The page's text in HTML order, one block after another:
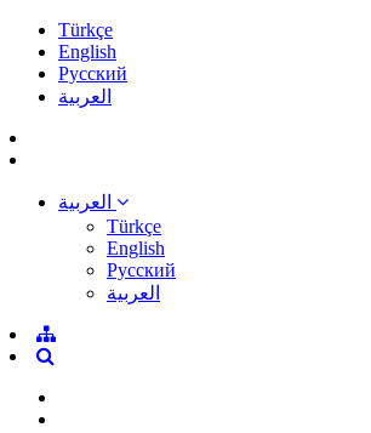
Türkçe
English
Pусский
العربية
Türkçe
English
Pусский
العربية